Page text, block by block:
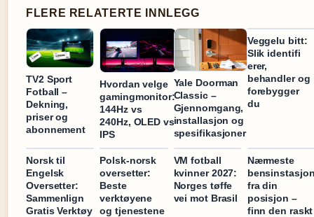
FLERE RELATERTE INNLEGG
TV2 Sport
Fotball –
Dekning,
priser og
abonnement
Hvordan velge
gamingmonitor:
144Hz vs
240Hz, OLED vs
IPS
Yale Doorman
Classic –
Gjennomgang,
installasjon og
spesifikasjoner
Veggelu bitt:
Slik identifi
erer,
behandler og
forebygger
du
Norsk til
Engelsk
Oversetter:
Sammenlign
Gratis Verktøy
Polsk-norsk
oversetter:
Beste
verktøyene
og tjenestene
VM fotball
kvinner 2027:
Norges tøffe
vei mot Brasil
Nærmeste
fra din
posisjon –
finn den raskt